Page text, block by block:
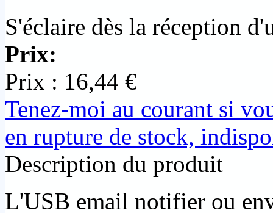
S'éclaire dès la réception
Prix:
Prix : 16,44 €
Tenez-moi au courant si
en rupture de stock,
Description du produit
L'USB email notifier ou